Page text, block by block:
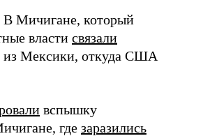
В Мичигане, который
власти связали
из Мексики, откуда США
вспышку
где заразились